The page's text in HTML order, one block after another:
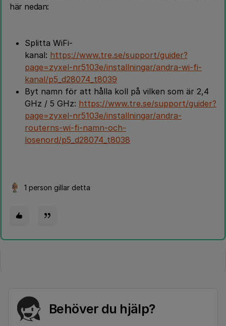
här nedan:
Splitta WiFi-
kanal: https://www.tre.se/support/guider?
page=zyxel-nr5103e/installningar/andra-wi-fi-
kanal/p5_d28074_t8039
Byt namn för att hålla koll på vilken som är 2,4
GHz / 5 GHz: https://www.tre.se/support/guider?
page=zyxel-nr5103e/installningar/andra-
routerns-wi-fi-namn-och-
losenord/p5_d28074_t8038
1 person gillar detta
Behöver du hjälp?